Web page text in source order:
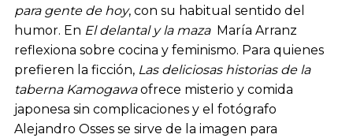
para gente de hoy, con su habitual sentido del
humor. En El delantal y la mazaMaría Arranz
reflexiona sobre cocina y feminismo. Para quienes
prefieren la ficción, Las deliciosas historias de la
taberna Kamogawaofrece misterio y comida
japonesa sin complicaciones y el fotógrafo
Alejandro Osses se sirve de la imagen para